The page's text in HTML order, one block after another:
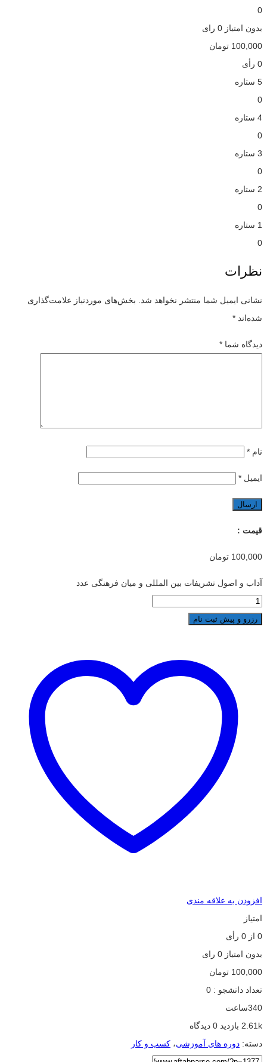
0
بدون امتیاز 0 رای
100,000 تومان
0 رأی
5 ستاره
0
4 ستاره
0
3 ستاره
0
2 ستاره
0
1 ستاره
0
نظرات
نشانی ایمیل شما منتشر نخواهد شد. بخش‌های موردنیاز علامت‌گذاری
شده‌اند *
دیدگاه شما *
نام *
ایمیل *
قیمت :
100,000 تومان
آداب و اصول تشریفات بین المللی و میان فرهنگی عدد
رزرو و پیش ثبت نام
افزودن به علاقه مندی
امتیاز
0 از 0 رأی
بدون امتیاز 0 رای
100,000 تومان
تعداد دانشجو : 0
340ساعت
2.61k بازدید
دسته: دوره های آموزشی، کسب و کار